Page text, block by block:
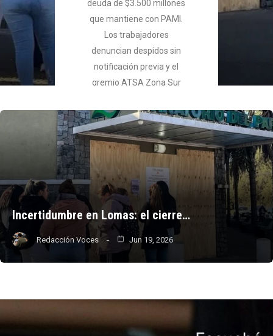
deuda de $3.500 millones
que mantiene con PAMI.
Los trabajadores
denuncian despidos sin
notificación previa y el
gremio ATSA Zona Sur
obligatoria.
Incertidumbre en Lomas: el cierre…
Redacción Voces Jun 19, 2026